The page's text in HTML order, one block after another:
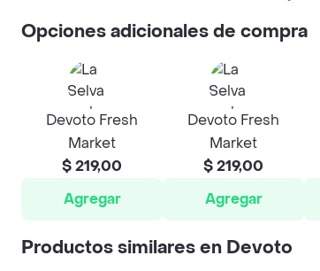
Opciones adicionales de compra
Devoto Fresh
Market
$ 219,00
Agregar
Devoto Fresh
Market
$ 219,00
Agregar
Productos similares en Devoto